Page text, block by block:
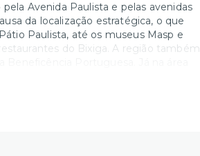
Avenida Paulista e pelas avenidas
da localização estratégica, o que
Paulista, até os museus Masp e
do Bixiga. A região também